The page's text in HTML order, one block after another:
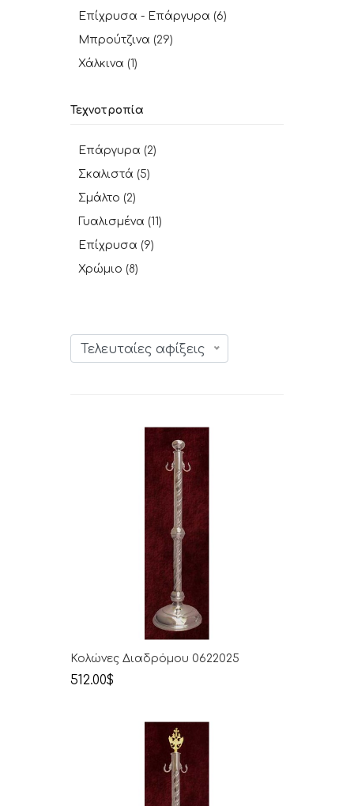
Επίχρυσα - Επάργυρα (6)
Μπρούτζινα (29)
Χάλκινα (1)
Τεχνοτροπία
Επάργυρα (2)
Σκαλιστά (5)
Σμάλτο (2)
Γυαλισμένα (11)
Επίχρυσα (9)
Χρώμιο (8)
Τελευταίες αφίξεις
Κολώνες Διαδρόμου 0622025
512.00$